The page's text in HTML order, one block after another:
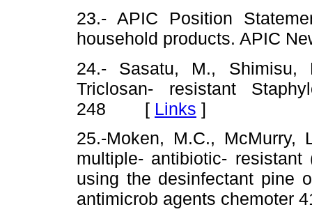
23.- APIC Position
household products. APIC
24.- Sasatu, M.,
Triclosan- resistant
248 [ Links ]
25.-Moken, M.C.,
multiple- antibiotic-
using the desinfectant pine
antimicrob agents